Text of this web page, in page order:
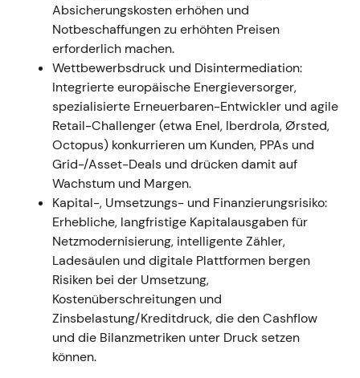
Ereignis:
Der europäische Energiemarktschock
und die anschließende politische und
regulatorische Debatte verstärkten den
strategischen Bedarf an Netzinvestitionen und
Versorgungssicherheit. E.ONs öffentliche Pläne und
Prognosen spiegeln die verschobene Priorität hin zu
umfangreichen Netzinvestitionen und Digitalisierung
wider[3] [7]. - Einordnung:
Die
Anlegerwahrnehmung verfestigte sich: E.ON gilt
zunehmend als defensiver, systemkritischer
Netzbetreiber – Ergebnisse werden als RAB-
getrieben und weniger von Commodity-
Schwankungen abhängig gesehen, was eine höhere
Toleranz gegenüber kurzfristigem
Investitionsaufwand für langfristig planbare Erträge
mit sich brachte
[7] Charttechnik:
2022 war
geprägt von erhöhter unterjähriger Volatilität und
einem kurzfristigen Rücksetzer, gefolgt von erneuter
Absicherungskosten erhöhen und
Notbeschaffungen zu erhöhten Preisen
erforderlich machen.
Wettbewerbsdruck und Disintermediation:
Integrierte europäische Energieversorger,
spezialisierte Erneuerbaren-Entwickler und agile
Retail-Challenger (etwa Enel, Iberdrola, Ørsted,
Octopus) konkurrieren um Kunden, PPAs und
Grid-/Asset-Deals und drücken damit auf
Wachstum und Margen.
Kapital-, Umsetzungs- und Finanzierungsrisiko:
Erhebliche, langfristige Kapitalausgaben für
Netzmodernisierung, intelligente Zähler,
Ladesäulen und digitale Plattformen bergen
Risiken bei der Umsetzung,
Kostenüberschreitungen und
Zinsbelastung/Kreditdruck, die den Cashflow
und die Bilanzmetriken unter Druck setzen
können.